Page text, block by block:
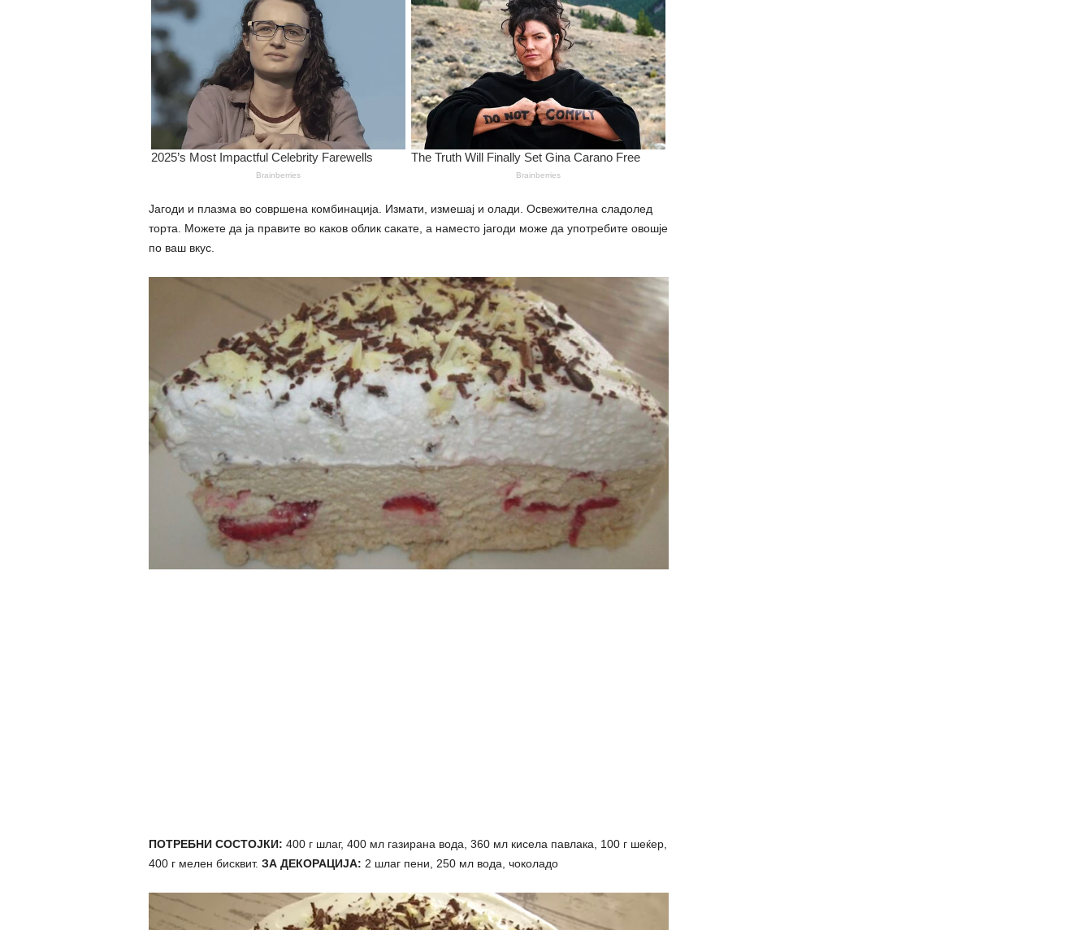
Јагоди и плазма во совршена комбинација. Измати, измешај и олади. Освежителна сладолед
торта. Можете да ја правите во каков облик сакате, а наместо јагоди може да употребите овошје
по ваш вкус.
ПОТРЕБНИ СОСТОЈКИ: 400 г шлаг, 400 мл газирана вода, 360 мл кисела павлака, 100 г шеќер,
400 г мелен бисквит. ЗА ДЕКОРАЦИЈА: 2 шлаг пени, 250 мл вода, чоколадо